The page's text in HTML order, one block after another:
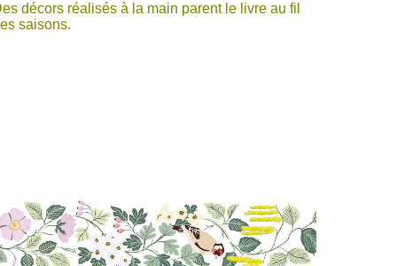
décors réalisés à la main parent le livre au fil
saisons.